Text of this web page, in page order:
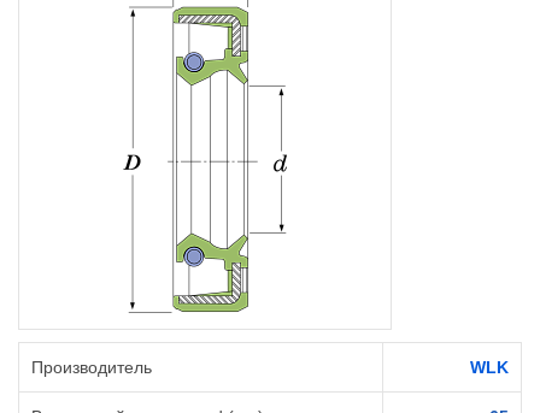
Производитель WLK